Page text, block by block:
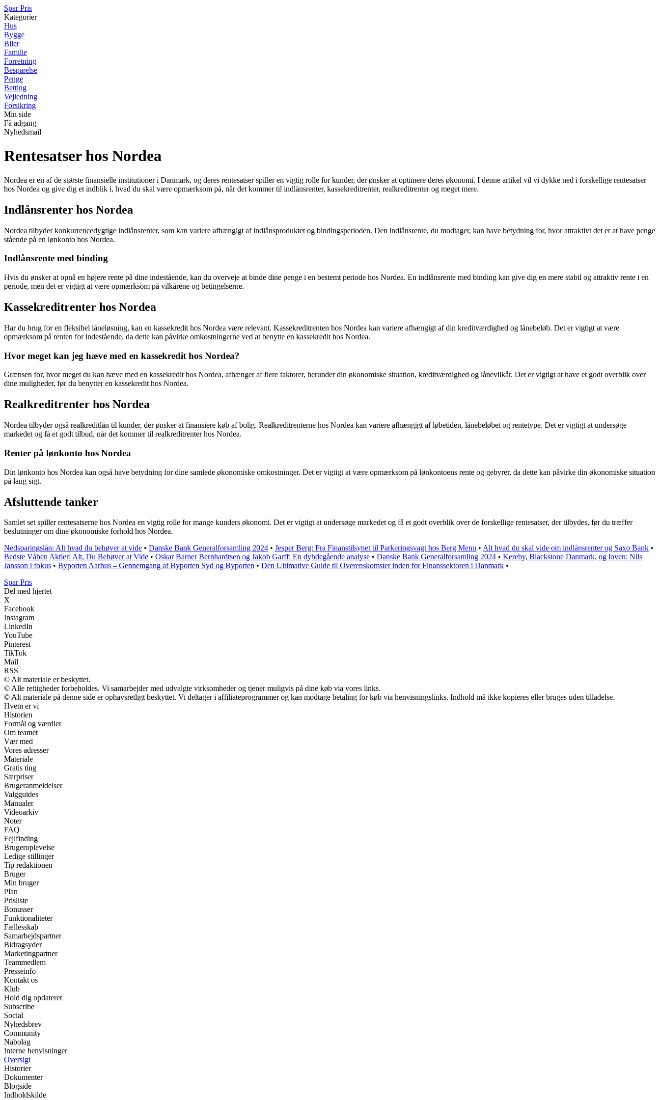
Spar Pris
Kategorier
Hus
Bygge
Biler
Familie
Forretning
Besparelse
Penge
Betting
Vejledning
Forsikring
Min side
Få adgang
Nyhedsmail
Rentesatser hos Nordea
Nordea er en af de største finansielle institutioner i Danmark, og deres rentesatser spiller en vigtig rolle for kunder, der ønsker at optimere deres økonomi. I denne artikel vil vi dykke ned i forskellige rentesatser
hos Nordea og give dig et indblik i, hvad du skal være opmærksom på, når det kommer til indlånsrenter, kassekreditrenter, realkreditrenter og meget mere.
Indlånsrenter hos Nordea
Nordea tilbyder konkurrencedygtige indlånsrenter, som kan variere afhængigt af indlånsproduktet og bindingsperioden. Den indlånsrente, du modtager, kan have betydning for, hvor attraktivt det er at have penge
stående på en lønkonto hos Nordea.
Indlånsrente med binding
Hvis du ønsker at opnå en højere rente på dine indestående, kan du overveje at binde dine penge i en bestemt periode hos Nordea. En indlånsrente med binding kan give dig en mere stabil og attraktiv rente i en
periode, men det er vigtigt at være opmærksom på vilkårene og betingelserne.
Kassekreditrenter hos Nordea
Har du brug for en fleksibel låneløsning, kan en kassekredit hos Nordea være relevant. Kassekreditrenten hos Nordea kan variere afhængigt af din kreditværdighed og lånebeløb. Det er vigtigt at være
opmærksom på renten for indestående, da dette kan påvirke omkostningerne ved at benytte en kassekredit hos Nordea.
Hvor meget kan jeg hæve med en kassekredit hos Nordea?
Grænsen for, hvor meget du kan hæve med en kassekredit hos Nordea, afhænger af flere faktorer, herunder din økonomiske situation, kreditværdighed og lånevilkår. Det er vigtigt at have et godt overblik over
dine muligheder, før du benytter en kassekredit hos Nordea.
Realkreditrenter hos Nordea
Nordea tilbyder også realkreditlån til kunder, der ønsker at finansiere køb af bolig. Realkreditrenterne hos Nordea kan variere afhængigt af løbetiden, lånebeløbet og rentetype. Det er vigtigt at undersøge
markedet og få et godt tilbud, når det kommer til realkreditrenter hos Nordea.
Renter på lønkonto hos Nordea
Din lønkonto hos Nordea kan også have betydning for dine samlede økonomiske omkostninger. Det er vigtigt at være opmærksom på lønkontoens rente og gebyrer, da dette kan påvirke din økonomiske situation
på lang sigt.
Afsluttende tanker
Samlet set spiller rentesatserne hos Nordea en vigtig rolle for mange kunders økonomi. Det er vigtigt at undersøge markedet og få et godt overblik over de forskellige rentesatser, der tilbydes, før du træffer
beslutninger om dine økonomiske forhold hos Nordea.
Nedsparingslån: Alt hvad du behøver at vide • Danske Bank Generalforsamling 2024 • Jesper Berg: Fra Finanstilsynet til Parkeringsvagt hos Berg Menu • Alt hvad du skal vide om indlånsrenter og Saxo Bank •
Bedste Våben Aktier: Alt, Du Behøver at Vide • Oskar Barner Bernhardtsen og Jakob Garff: En dybdegående analyse • Danske Bank Generalforsamling 2024 • Kereby, Blackstone Danmark, og loven: Nils
Jansson i fokus • Byporten Aarhus – Gennemgang af Byporten Syd og Byporten • Den Ultimative Guide til Overenskomster inden for Finanssektoren i Danmark •
Spar Pris
Del med hjertet
X
Facebook
Instagram
LinkedIn
YouTube
Pinterest
TikTok
Mail
RSS
© Alt materiale er beskyttet.
© Alle rettigheder forbeholdes. Vi samarbejder med udvalgte virksomheder og tjener muligvis på dine køb via vores links.
© Alt materiale på denne side er ophavsretligt beskyttet. Vi deltager i affiliateprogrammer og kan modtage betaling for køb via henvisningslinks. Indhold må ikke kopieres eller bruges uden tilladelse.
Hvem er vi
Historien
Formål og værdier
Om teamet
Vær med
Vores adresser
Materiale
Gratis ting
Særpriser
Brugeranmeldelser
Valgguides
Manualer
Videoarkiv
Noter
FAQ
Fejlfinding
Brugeroplevelse
Ledige stillinger
Tip redaktionen
Bruger
Min bruger
Plan
Prisliste
Bonusser
Funktionaliteter
Fællesskab
Samarbejdspartner
Bidragsyder
Marketingpartner
Teammedlem
Presseinfo
Kontakt os
Klub
Hold dig opdateret
Subscribe
Social
Nyhedsbrev
Community
Nabolag
Interne henvisninger
Oversigt
Historier
Dokumenter
Blogside
Indholdskilde